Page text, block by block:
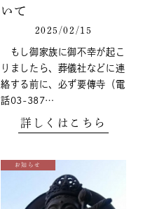
いて
2025/02/15
もし御家族に御不幸が起こ
りましたら、葬儀社などに連
絡する前に、必ず要傳寺（電
話03-387…
詳しくはこちら
お知らせ